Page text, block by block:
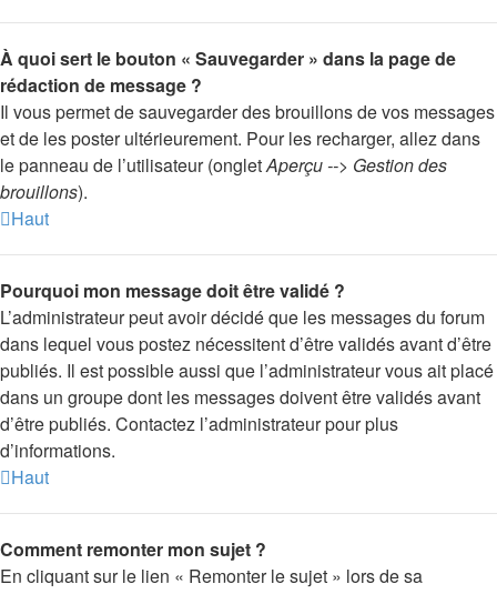
À quoi sert le bouton « Sauvegarder » dans la page de
rédaction de message ?
Il vous permet de sauvegarder des brouillons de vos messages
et de les poster ultérieurement. Pour les recharger, allez dans
le panneau de l’utilisateur (ongletAperçu --> Gestion des
brouillons).
Haut
Pourquoi mon message doit être validé ?
L’administrateur peut avoir décidé que les messages du forum
dans lequel vous postez nécessitent d’être validés avant d’être
publiés. Il est possible aussi que l’administrateur vous ait placé
dans un groupe dont les messages doivent être validés avant
d’être publiés. Contactez l’administrateur pour plus
d’informations.
Haut
Comment remonter mon sujet ?
En cliquant sur le lien « Remonter le sujet » lors de sa